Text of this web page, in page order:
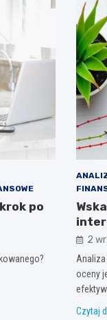
po
2
oceny
Czytaj